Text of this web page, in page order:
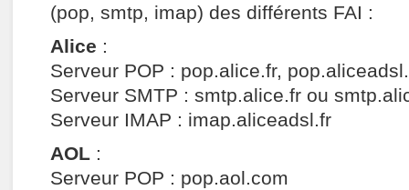
(pop, smtp, imap) des différents FAI :
Alice :
Serveur POP : pop.alice.fr,
Serveur SMTP : smtp.alice.fr ou
Serveur IMAP : imap.aliceadsl.fr
AOL :
Serveur POP : pop.aol.com